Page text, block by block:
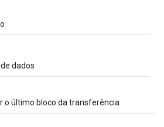
dados
o último bloco da transferência